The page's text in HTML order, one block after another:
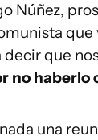
Núñez,
que
no haberlo
una